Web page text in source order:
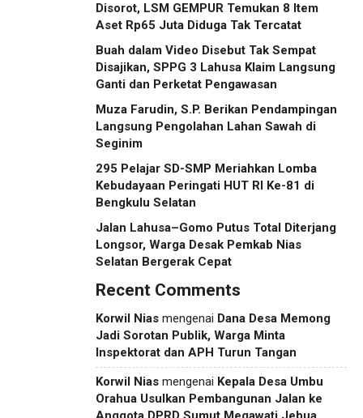
Disorot, LSM GEMPUR Temukan 8 Item
Aset Rp65 Juta Diduga Tak Tercatat
Buah dalam Video Disebut Tak Sempat
Disajikan, SPPG 3 Lahusa Klaim Langsung
Ganti dan Perketat Pengawasan
Muza Farudin, S.P. Berikan Pendampingan
Langsung Pengolahan Lahan Sawah di
Seginim
295 Pelajar SD-SMP Meriahkan Lomba
Kebudayaan Peringati HUT RI Ke-81 di
Bengkulu Selatan
Jalan Lahusa–Gomo Putus Total Diterjang
Longsor, Warga Desak Pemkab Nias
Selatan Bergerak Cepat
Recent Comments
Korwil Nias mengenai Dana Desa Memong
Jadi Sorotan Publik, Warga Minta
Inspektorat dan APH Turun Tangan
Korwil Nias mengenai Kepala Desa Umbu
Orahua Usulkan Pembangunan Jalan ke